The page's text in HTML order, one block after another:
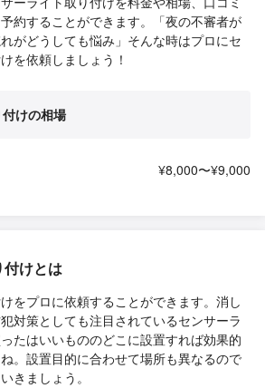
約することができます。「夜の不審者が
がどうしても悩み」そんな時はプロにセ
を依頼しましょう！
けの相場
¥8,000〜¥9,000
付けとは
をプロに依頼することができます。消し
対策としても注目されているセンサーラ
たはいいもののどこに設置すれば効果的
。設置目的に合わせて場所も異なるので
きましょう。